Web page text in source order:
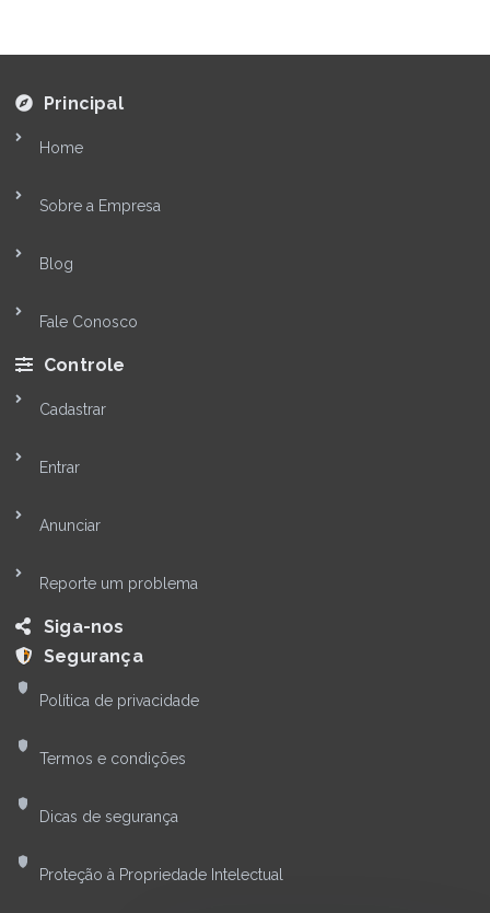
Principal
Home
Sobre a Empresa
Blog
Fale Conosco
Controle
Cadastrar
Entrar
Anunciar
Reporte um problema
Siga-nos
Segurança
Política de privacidade
Termos e condições
Dicas de segurança
Proteção à Propriedade IntelectualOlá! Quer falar com nossa